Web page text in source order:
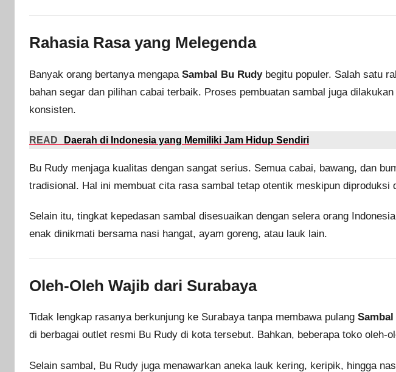
Rahasia Rasa yang Melegenda
Banyak orang bertanya mengapa Sambal Bu Rudybegitu populer. Salah satu
bahan segar dan pilihan cabai terbaik. Proses pembuatan sambal juga
konsisten.
READ Daerah di Indonesia yang Memiliki Jam Hidup Sendiri
Bu Rudy menjaga kualitas dengan sangat serius. Semua cabai, bawang, dan
tradisional. Hal ini membuat cita rasa sambal tetap otentik meskipun diproduksi
Selain itu, tingkat kepedasan sambal disesuaikan dengan selera orang
enak dinikmati bersama nasi hangat, ayam goreng, atau lauk lain.
Oleh-Oleh Wajib dari Surabaya
Tidak lengkap rasanya berkunjung ke Surabaya tanpa membawa pulang
di berbagai outlet resmi Bu Rudy di kota tersebut. Bahkan, beberapa toko oleh-
Selain sambal, Bu Rudy juga menawarkan aneka lauk kering, keripik, hingga